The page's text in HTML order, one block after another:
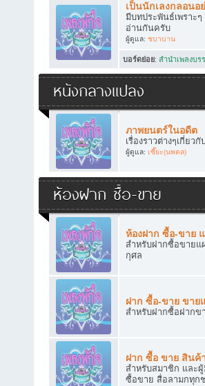
เป็นนักเลงกลอนอ
มีบทประพันธ์เพราะๆ
อ่านกันครับ
ผู้ดูแล: ชบาบาน
บอร์ดย่อย: ลำนำเพลงบร
หนังกลางแปลง
ภาพยนตร์ในอดีต
เรื่องราวต่างๆเกี่ยว
ผู้ดูแล: เซี๊ยะ(นพดล)
ห้องฝาก ซื้อ-ขาย
ห้องฝาก ซื้อ-ขาย
สำหรับฝากซื้อขายแ
กุศล
ฝาก ซื้อ-ขาย ขาย
สำหรับฝากซื้อฝากข
ฝาก ซื้อ ขาย สินค้
สำหรับสมาชิก และ
ซื้อขาย สื่อลามกทุก